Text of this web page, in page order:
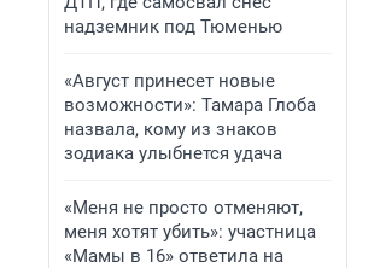
надземник под Тюменью
«Август принесет новые
возможности»: Тамара Глоба
назвала, кому из знаков
зодиака улыбнется удача
«Меня не просто отменяют,
меня хотят убить»: участница
«Мамы в 16» ответила на